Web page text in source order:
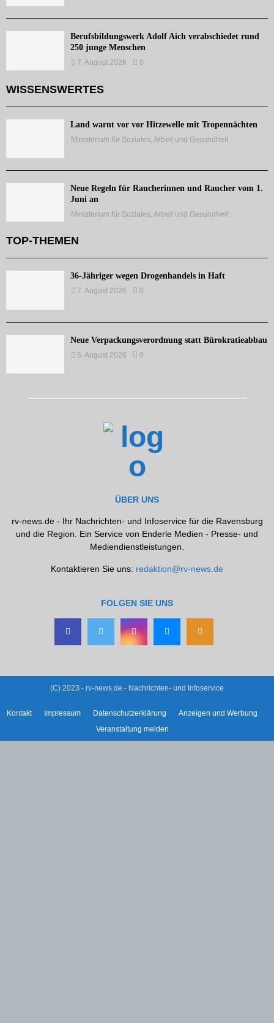
Berufsbildungswerk Adolf Aich verabschiedet rund
250 junge Menschen
7. August 2026 0
WISSENSWERTES
Land warnt vor vor Hitzewelle mit Tropennächten
Ministerium für Soziales, Arbeit und Gesundheit
Neue Regeln für Raucherinnen und Raucher vom 1.
Juni an
Ministerium für Soziales, Arbeit und Gesundheit
TOP-THEMEN
36-Jähriger wegen Drogenhandels in Haft
7. August 2026 0
Neue Verpackungsverordnung statt Bürokratieabbau
5. August 2026 0
ÜBER UNS
rv-news.de - Ihr Nachrichten- und Infoservice für die Ravensburg
und die Region. Ein Service von Enderle Medien - Presse- und
Mediendienstleistungen.
Kontaktieren Sie uns: redaktion@rv-news.de
FOLGEN SIE UNS
(C) 2023 - rv-news.de - Nachrichten- und Infoservice
Kontakt Impressum Datenschutzerklärung
Anzeigen und Werbung
Veranstaltung melden